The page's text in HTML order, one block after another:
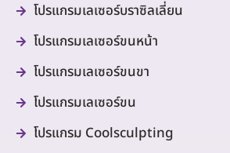
โปรแกรมเลเซอร์บราซิลเลี่ยน
โปรแกรมเลเซอร์ขนหน้า
โปรแกรมเลเซอร์ขนขา
โปรแกรมเลเซอร์ขน
โปรแกรม Coolsculpting